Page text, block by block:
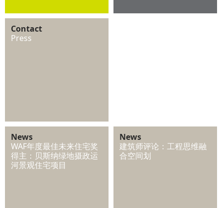
Contact
Press
News
WAF年度最佳未来住宅奖
得主：贝斯纳绿地摄政运
河景观住宅项目
News
建筑师评论：工程思维融
合空间划